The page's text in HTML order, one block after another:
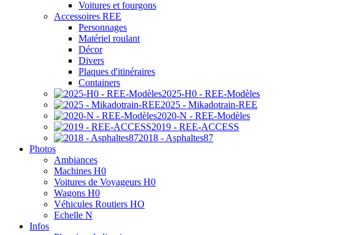
Voitures et fourgons
Accessoires REE
Personnages
Matériel roulant
Décor
Divers
Plaques d'itinéraires
Containers
2025-H0 - REE-Modèles
2025 - Mikadotrain-REE
2020-N - REE-Modèles
2019 - REE-ACCESS
2018 - Asphaltes87
Photos
Ambiances
Machines H0
Voitures de Voyageurs H0
Wagons H0
Véhicules Routiers HO
Echelle N
Infos